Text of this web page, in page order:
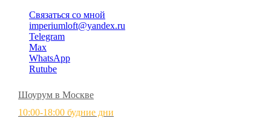
Связаться со мной
imperiumloft@yandex.ru
Telegram
Max
WhatsApp
Rutube
Шоурум в Москве
10:00-18:00 будние дни